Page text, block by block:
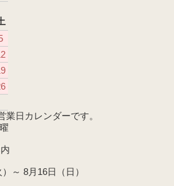
日カレンダーです。
～ 8月16日（日）